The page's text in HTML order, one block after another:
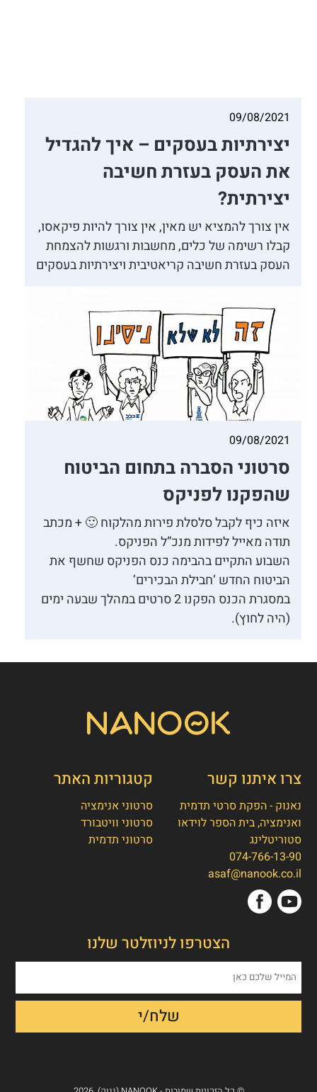
09/08/2021
יצירתיות בעסקים – איך להגדיל
את העסק בעזרת חשיבה
יצירתית?
אין צורך להמציא יש מאין, אין צורך להיות פיקאסו,
קבלו רשימה של כלים, מחשבות ורגשות להצמחת
העסק בעזרת חשיבה קריאטיבית ויצירתיות בעסקים
09/08/2021
סרטוני הסברה בתחום הביטוח
שהפקנו לפניקס
איזה כיף לקבל סלסלת פירות מהלקוח 🙂 + מכתב
תודה מאייל לפידות מנכ”ל הפניקס.
השבוע התקיים בהבימה כנס הפניקס שחשף את
הביטוח החדש ‘חבילת הבכירים’
במסגרת הכנס הפקנו 2 סרטים במהלך שבעה ימים
(היה לחוץ).
צרו איתנו קשר
נאנוק - הפקת סרטי תדמית
ואנימציה, בית הספר לוידאו
סטוריטלינג
074-766-13-90
asaf@nanook.co.il
קטגוריות האתר
סרטוני אנימציה
סרטוני וויטבורד
סרטוני תדמית
הצטרפו לניוזלטר שלנו
לאתר שלנו!
איך אפשר לעזור לכם היום?
1. הפקת סרט תדמית/אנימציה
2. הטוסטר חבילת סרטוני טסטמוניאלס -